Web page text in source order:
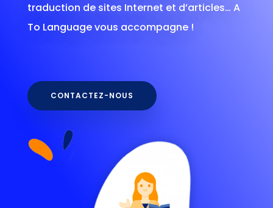
traduction de sites Internet et d’articles… A
To Language vous accompagne !
CONTACTEZ-NOUS